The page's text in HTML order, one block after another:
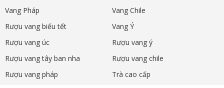
Vang Pháp
Vang Chile
Rượu vang biếu tết
Vang Ý
Rượu vang úc
Rượu vang ý
Rượu vang tây ban nha
Rượu vang chile
Rượu vang pháp
Trà cao cấp